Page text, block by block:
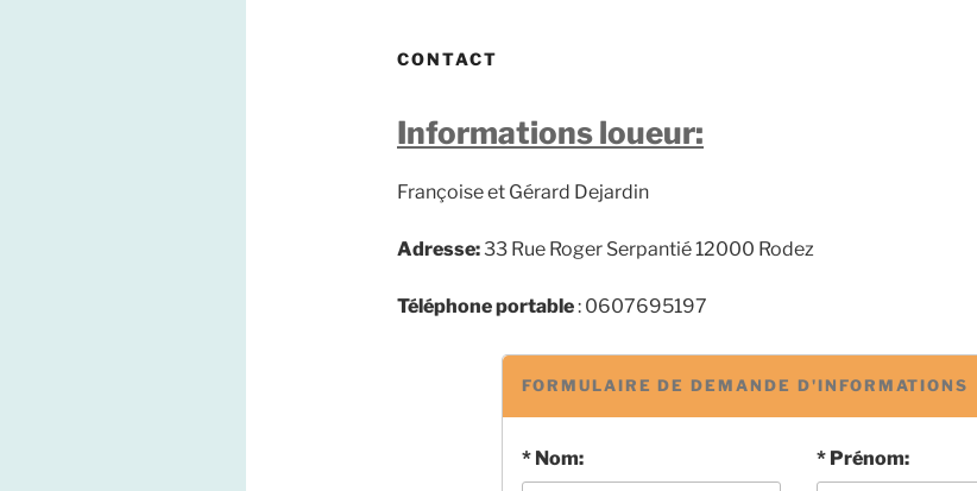
CONTACT
Informations loueur:
Françoise et Gérard Dejardin
Adresse:33 Rue Roger Serpantié 12000 Rodez
Téléphone portable: 0607695197
FORMULAIRE DE DEMANDE D'INFORMATIONS
Nom: Prénom: